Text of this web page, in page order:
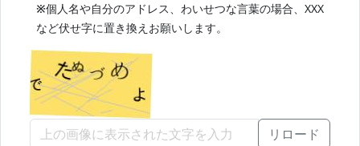
※個人名や自分のアドレス、わいせつな言葉の場合、XXX
など伏せ字に置き換えお願いします。
リロード